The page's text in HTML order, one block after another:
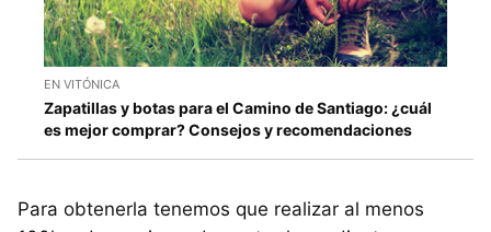
EN VITÓNICA
Zapatillas y botas para el Camino de Santiago: ¿cuál
es mejor comprar? Consejos y recomendaciones
Para obtenerla tenemos que realizar al menos